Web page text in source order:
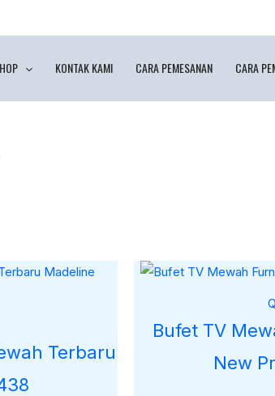
KONTAK KAMI CARA PEMESANAN CARA
Terbaru
Bufet TV
New